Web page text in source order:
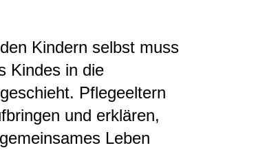
Kindern selbst muss
Kindes in die
Pflegeeltern
und erklären,
Leben